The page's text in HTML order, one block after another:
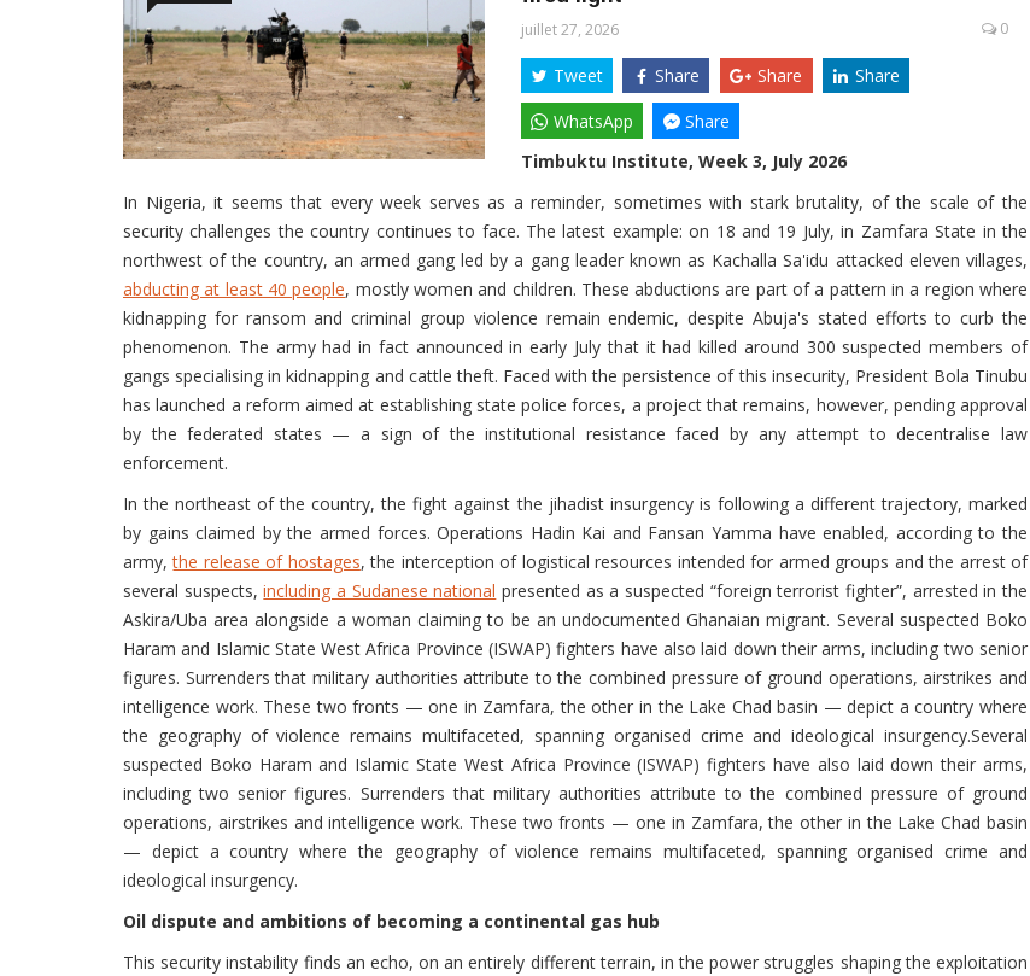
juillet 27, 2026 0
Tweet Share Share
Share
WhatsApp
Share
Timbuktu Institute, Week 3, July 2026
In Nigeria, it seems that every week serves as a reminder, sometimes with stark brutality, of the scale of the
security challenges the country continues to face. The latest example: on 18 and 19 July, in Zamfara State in the
northwest of the country, an armed gang led by a gang leader known as Kachalla Sa'idu attacked eleven villages,
abducting at least 40 people, mostly women and children. These abductions are part of a pattern in a region where
kidnapping for ransom and criminal group violence remain endemic, despite Abuja's stated efforts to curb the
phenomenon. The army had in fact announced in early July that it had killed around 300 suspected members of
gangs specialising in kidnapping and cattle theft. Faced with the persistence of this insecurity, President Bola Tinubu
has launched a reform aimed at establishing state police forces, a project that remains, however, pending approval
by the federated states — a sign of the institutional resistance faced by any attempt to decentralise law
enforcement.
In the northeast of the country, the fight against the jihadist insurgency is following a different trajectory, marked
by gains claimed by the armed forces. Operations Hadin Kai and Fansan Yamma have enabled, according to the
army,the release of hostages, the interception of logistical resources intended for armed groups and the arrest of
several suspects,including a Sudanese national presented as a suspected “foreign terrorist fighter”, arrested in the
Askira/Uba area alongside a woman claiming to be an undocumented Ghanaian migrant. Several suspected Boko
Haram and Islamic State West Africa Province (ISWAP) fighters have also laid down their arms, including two senior
figures. Surrenders that military authorities attribute to the combined pressure of ground operations, airstrikes and
intelligence work. These two fronts — one in Zamfara, the other in the Lake Chad basin — depict a country where
the geography of violence remains multifaceted, spanning organised crime and ideological insurgency.Several
suspected Boko Haram and Islamic State West Africa Province (ISWAP) fighters have also laid down their arms,
including two senior figures. Surrenders that military authorities attribute to the combined pressure of ground
operations, airstrikes and intelligence work. These two fronts — one in Zamfara, the other in the Lake Chad basin
— depict a country where the geography of violence remains multifaceted, spanning organised crime and
ideological insurgency.
Oil dispute and ambitions of becoming a continental gas hub
This security instability finds an echo, on an entirely different terrain, in the power struggles shaping the exploitation